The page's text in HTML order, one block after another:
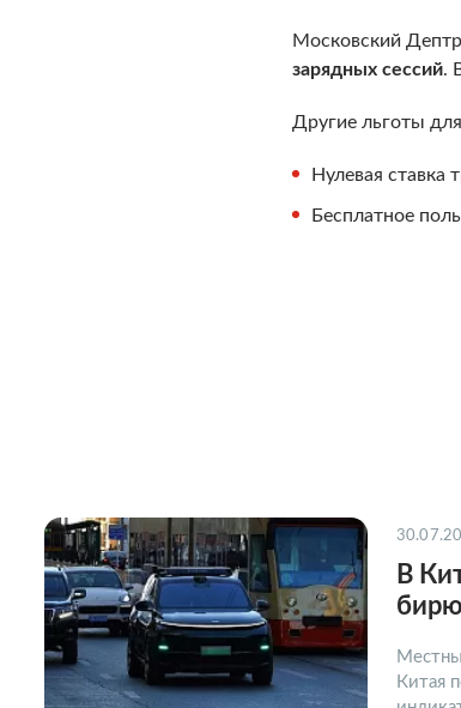
Московский
зарядных сессий.
Другие льготы
Нулевая ставка
Бесплатное
В
Китая